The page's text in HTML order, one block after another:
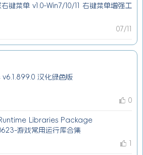
键菜单 v1.0-Win7/10/11 右键菜单增强工
07/11
v6.1.899.0 汉化绿色版
0
Libraries Package
游戏常用运行库合集